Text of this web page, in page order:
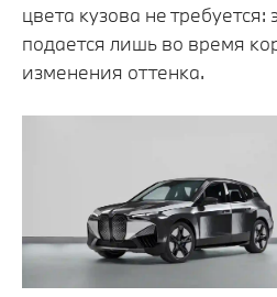
цвета кузова не требуется:
подается лишь во время
изменения оттенка.